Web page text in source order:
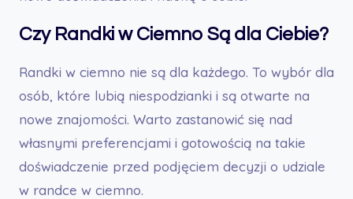
Czy Randki w Ciemno Są dla Ciebie?
Randki w ciemno nie są dla każdego. To wybór dla
osób, które lubią niespodzianki i są otwarte na
nowe znajomości. Warto zastanowić się nad
własnymi preferencjami i gotowością na takie
doświadczenie przed podjęciem decyzji o udziale
w randce w ciemno.